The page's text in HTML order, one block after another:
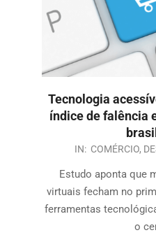
Tecnologia
índice de falência
IN: COMÉRCIO,
Estudo aponta que
virtuais fecham no
ferramentas
o